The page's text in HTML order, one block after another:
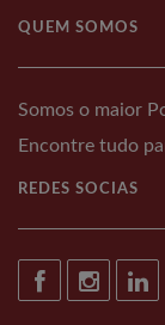
QUEM SOMOS
Somos o maior
Encontre tudo
REDES SOCIAS